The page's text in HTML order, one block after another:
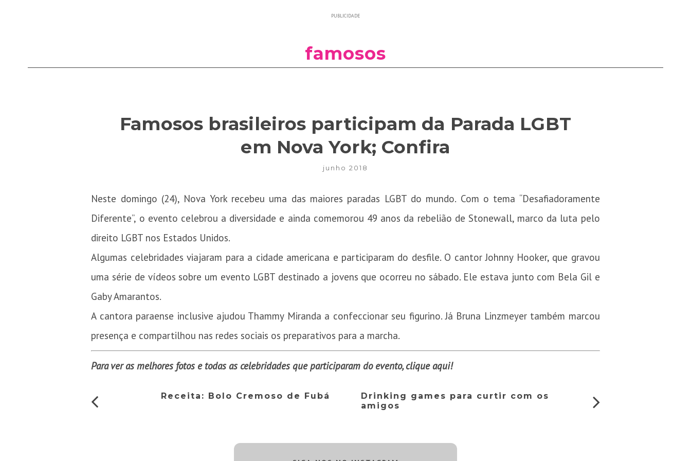
PUBLICIDADE
famosos
Famosos brasileiros participam da Parada LGBT
em Nova York; Confira
junho 2018
Neste domingo (24), Nova York recebeu uma das maiores paradas LGBT do mundo. Com o tema “Desafiadoramente
Diferente”, o evento celebrou a diversidade e ainda comemorou 49 anos da rebelião de Stonewall, marco da luta pelo
direito LGBT nos Estados Unidos.
Algumas celebridades viajaram para a cidade americana e participaram do desfile. O cantor Johnny Hooker, que gravou
uma série de vídeos sobre um evento LGBT destinado a jovens que ocorreu no sábado. Ele estava junto com Bela Gil e
Gaby Amarantos.
A cantora paraense inclusive ajudou Thammy Miranda a confeccionar seu figurino. Já Bruna Linzmeyer também marcou
presença e compartilhou nas redes sociais os preparativos para a marcha.
Para ver as melhores fotos e todas as celebridades que participaram do evento,clique aqui!
Receita: Bolo Cremoso de Fubá
Drinking games para curtir com os
amigos